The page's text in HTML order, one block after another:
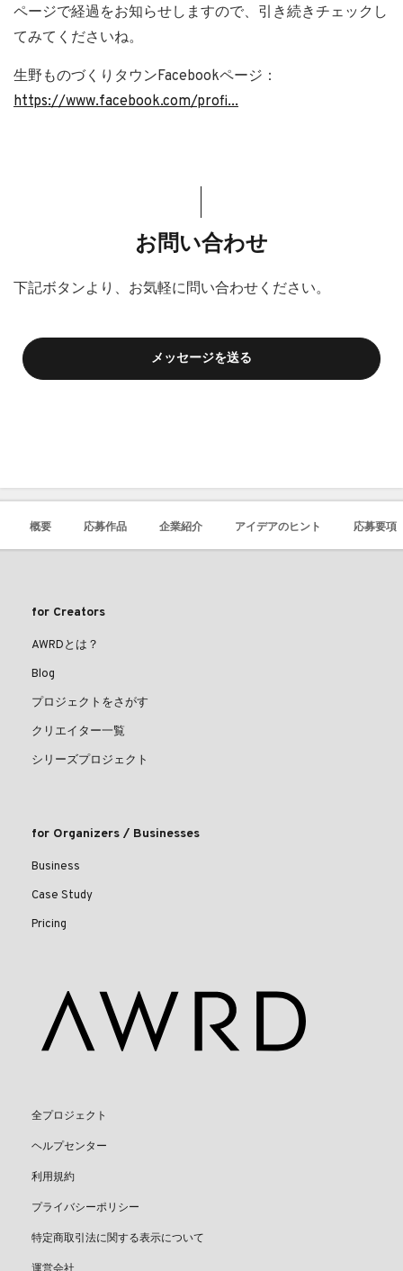
ページで経過をお知らせしますので、引き続きチェックし
てみてくださいね。
生野ものづくりタウンFacebookページ：
https://www.facebook.com/profi...
お問い合わせ
下記ボタンより、お気軽に問い合わせください。
メッセージを送る
概要 応募作品 企業紹介 アイデアのヒント 応募要項
for Creators
AWRDとは？
Blog
プロジェクトをさがす
クリエイター一覧
シリーズプロジェクト
for Organizers / Businesses
Business
Case Study
Pricing
全プロジェクト
ヘルプセンター
利用規約
プライバシーポリシー
特定商取引法に関する表示について